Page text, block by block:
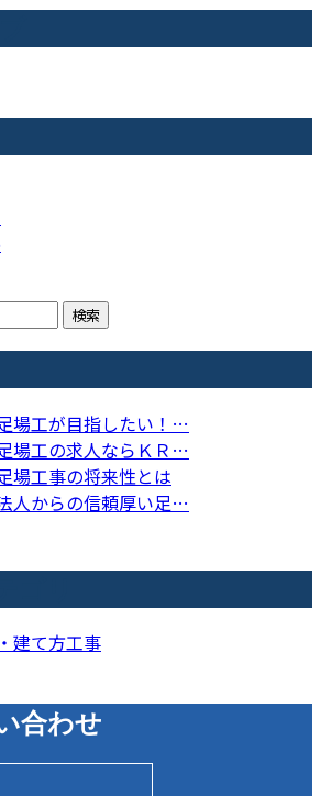
場工が目指したい！…
場工の求人ならＫＲ…
場工事の将来性とは
人からの信頼厚い足…
建て方工事
合わせ